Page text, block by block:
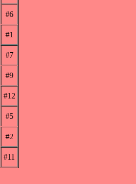
#6
#1
#7
#9
#12
#5
#2
#11